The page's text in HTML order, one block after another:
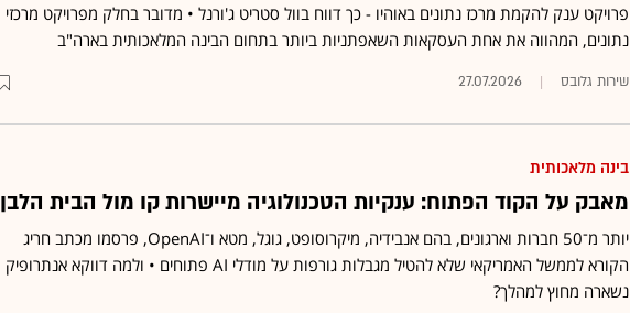
פרויקט ענק להקמת מרכז נתונים באוהיו - כך דווח בוול סטריט ג'ורנל • מדובר בחלק מפרויקט מרכזי
נתונים, המהווה את אחת העסקאות השאפתניות ביותר בתחום הבינה המלאכותית בארה"ב
שירות גלובס 27.07.2026
בינה מלאכותית
מאבק על הקוד הפתוח: ענקיות הטכנולוגיה מיישרות קו מול הבית הלבן
יותר מ־50 חברות וארגונים, בהם אנבידיה, מיקרוסופט, גוגל, מטא ו־OpenAI, פרסמו מכתב חריג
הקורא לממשל האמריקאי שלא להטיל מגבלות גורפות על מודלי AI פתוחים • ולמה דווקא אנתרופיק
נשארה מחוץ למהלך?